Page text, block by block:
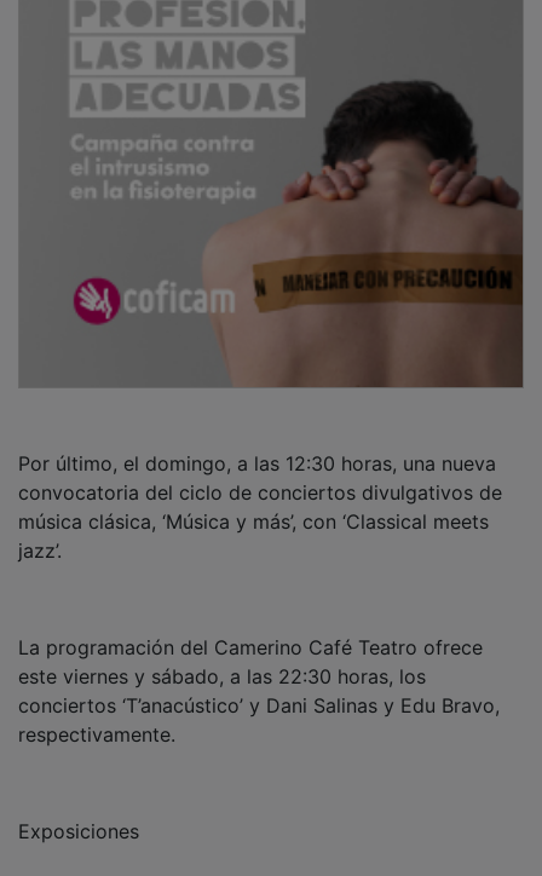
convocatoria del ciclo de conciertos divulgativos de
música clásica, ‘Música y más’, con ‘Classical meets
jazz’.
este viernes y sábado, a las 22:30 horas, los
conciertos ‘T’anacústico’ y Dani Salinas y Edu Bravo,
respectivamente.